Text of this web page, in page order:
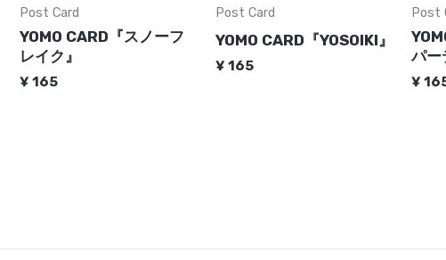
Post Card
YOMO CARD『スノーフ
レイク』
¥ 165
Post Card
YOMO CARD『YOSOIKI』
¥ 165
Post
パー
¥